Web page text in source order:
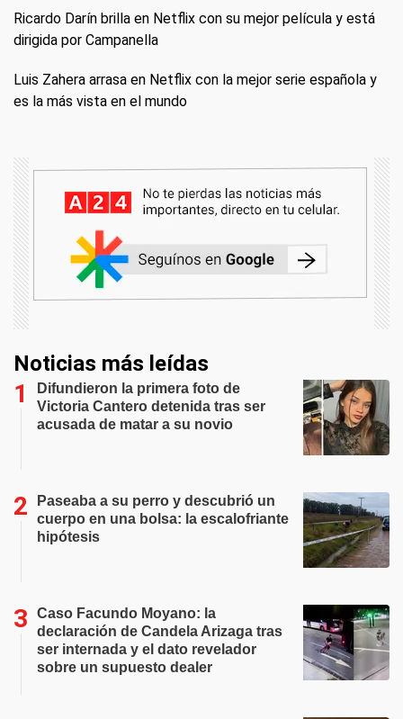
Ricardo Darín brilla en Netflix con su mejor película y está
dirigida por Campanella
Luis Zahera arrasa en Netflix con la mejor serie española y
es la más vista en el mundo
Noticias más leídas
Difundieron la primera foto de
Victoria Cantero detenida tras ser
acusada de matar a su novio
Paseaba a su perro y descubrió un
cuerpo en una bolsa: la escalofriante
hipótesis
Caso Facundo Moyano: la
declaración de Candela Arizaga tras
ser internada y el dato revelador
sobre un supuesto dealer